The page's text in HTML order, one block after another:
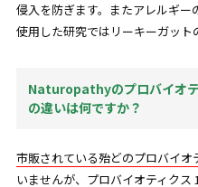
侵入を防ぎます。またアレルギー
使用した研究ではリーキーガット
Naturopathyのプロバイオ
の違いは何ですか？
市販されている殆どのプロバイ
いませんが、プロバイオティクス